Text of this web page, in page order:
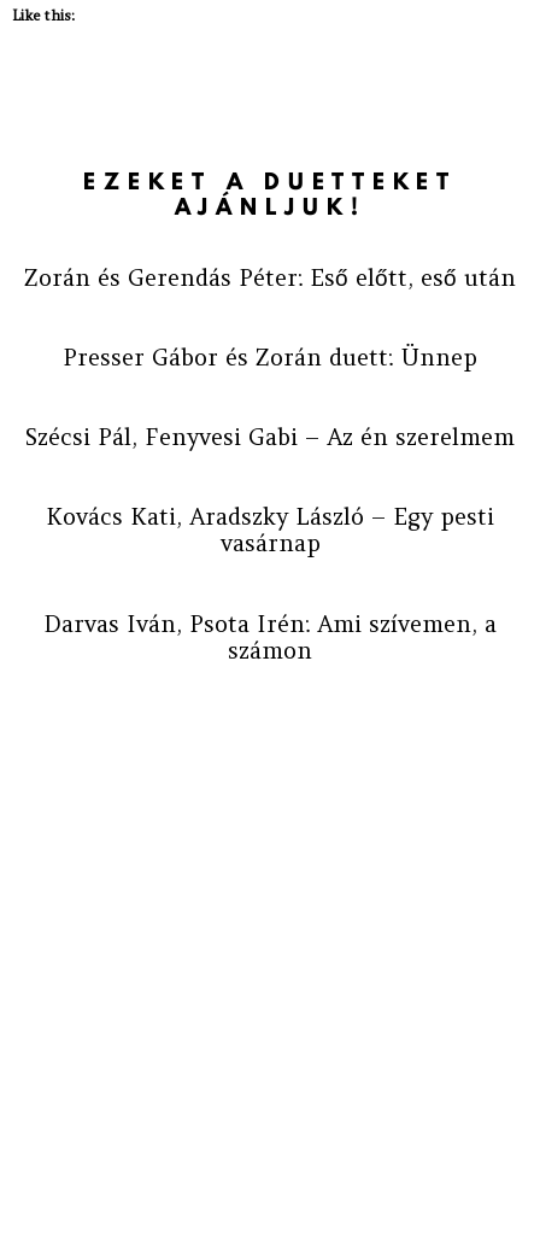
Like this:
EZEKET A DUETTEKET
AJÁNLJUK!
Zorán és Gerendás Péter: Eső előtt, eső után
Presser Gábor és Zorán duett: Ünnep
Szécsi Pál, Fenyvesi Gabi – Az én szerelmem
Kovács Kati, Aradszky László – Egy pesti
vasárnap
Darvas Iván, Psota Irén: Ami szívemen, a
számon